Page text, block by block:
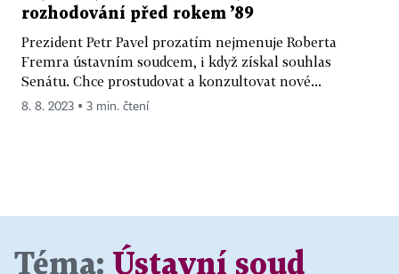
rozhodování před rokem ’89
Prezident Petr Pavel prozatím nejmenuje Roberta
Fremra ústavním soudcem, i když získal souhlas
Senátu. Chce prostudovat a konzultovat nové...
8. 8. 2023 ▪ 3 min. čtení
Téma: Ústavní soud